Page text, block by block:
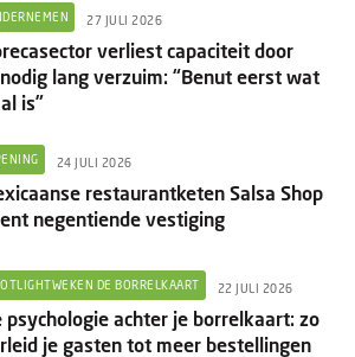
27 JULI 2026
verliest capaciteit door
lang verzuim: “Benut eerst wat
is”
24 JULI 2026
restaurantketen Salsa Shop
negentiende vestiging
DE BORRELKAART 22 JULI 2026
psychologie achter je borrelkaart: zo
je gasten tot meer bestellingen